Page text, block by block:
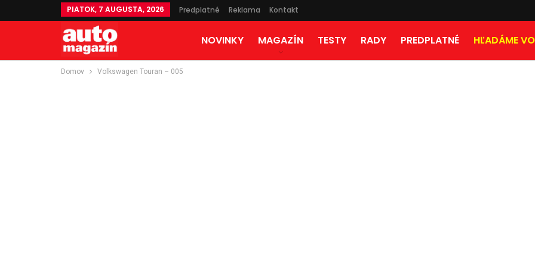
PIATOK, 7 AUGUSTA, 2026 Predplatné Reklama Kontakt
NOVINKY MAGAZÍN TESTY RADY PREDPLATNÉ HĽADÁME
Domov Volkswagen Touran – 005